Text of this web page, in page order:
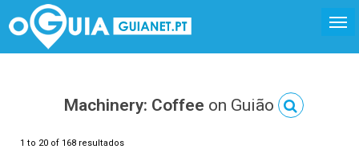
Machinery: Coffee on Guião
1 to 20 of 168 resultados